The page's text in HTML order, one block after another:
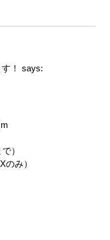
！
says:
）
み）